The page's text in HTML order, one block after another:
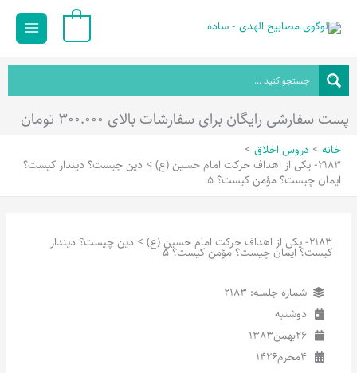
محتوا
Main
پست سفارشی رایگان برای سفارشات بالای ۳۰۰.۰۰۰ تومان
خانه
دروس اخلاق
2183- یکی از اهداف حرکت امام حسین (ع) > دین چیست؟ دیندار کیست؟
ایمان چیست؟ مؤمن کیست؟ 5
2183- یکی از اهداف حرکت امام حسین (ع) > دین چیست؟ دیندار
کیست؟ ایمان چیست؟ مؤمن کیست؟ 5
شماره جلسه: 2183
دوشنبه
26بهمن1383
4محرم1426